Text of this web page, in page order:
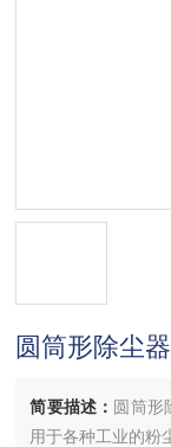
圆筒形除尘
简要描述： 圆筒形
用于各种工业的粉